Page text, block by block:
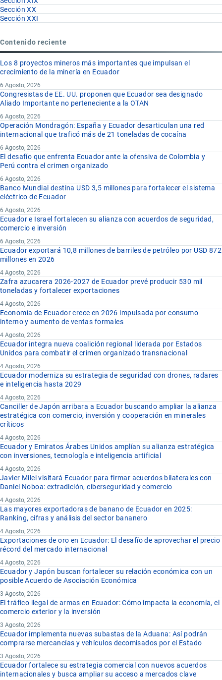
Sección XX
Sección XXI
Contenido reciente
Los 8 proyectos mineros más importantes que impulsan el
crecimiento de la minería en Ecuador
6 Agosto, 2026
Congresistas de EE. UU. proponen que Ecuador sea designado
Aliado Importante no perteneciente a la OTAN
6 Agosto, 2026
Operación Mondragón: España y Ecuador desarticulan una red
internacional que traficó más de 21 toneladas de cocaína
6 Agosto, 2026
El desafío que enfrenta Ecuador ante la ofensiva de Colombia y
Perú contra el crimen organizado
6 Agosto, 2026
Banco Mundial destina USD 3,5 millones para fortalecer el sistema
eléctrico de Ecuador
6 Agosto, 2026
Ecuador e Israel fortalecen su alianza con acuerdos de seguridad,
comercio e inversión
6 Agosto, 2026
Ecuador exportará 10,8 millones de barriles de petróleo por USD 872
millones en 2026
4 Agosto, 2026
Zafra azucarera 2026-2027 de Ecuador prevé producir 530 mil
toneladas y fortalecer exportaciones
4 Agosto, 2026
Economía de Ecuador crece en 2026 impulsada por consumo
interno y aumento de ventas formales
4 Agosto, 2026
Ecuador integra nueva coalición regional liderada por Estados
Unidos para combatir el crimen organizado transnacional
4 Agosto, 2026
Ecuador moderniza su estrategia de seguridad con drones, radares
e inteligencia hasta 2029
4 Agosto, 2026
Canciller de Japón arribara a Ecuador buscando ampliar la alianza
estratégica con comercio, inversión y cooperación en minerales
críticos
4 Agosto, 2026
Ecuador y Emiratos Árabes Unidos amplían su alianza estratégica
con inversiones, tecnología e inteligencia artificial
4 Agosto, 2026
Javier Milei visitará Ecuador para firmar acuerdos bilaterales con
Daniel Noboa: extradición, ciberseguridad y comercio
4 Agosto, 2026
Las mayores exportadoras de banano de Ecuador en 2025:
Ranking, cifras y análisis del sector bananero
4 Agosto, 2026
Exportaciones de oro en Ecuador: El desafío de aprovechar el precio
récord del mercado internacional
4 Agosto, 2026
Ecuador y Japón buscan fortalecer su relación económica con un
posible Acuerdo de Asociación Económica
3 Agosto, 2026
El tráfico ilegal de armas en Ecuador: Cómo impacta la economía, el
comercio exterior y la inversión
3 Agosto, 2026
Ecuador implementa nuevas subastas de la Aduana: Así podrán
comprarse mercancías y vehículos decomisados por el Estado
3 Agosto, 2026
Ecuador fortalece su estrategia comercial con nuevos acuerdos
internacionales y busca ampliar su acceso a mercados clave